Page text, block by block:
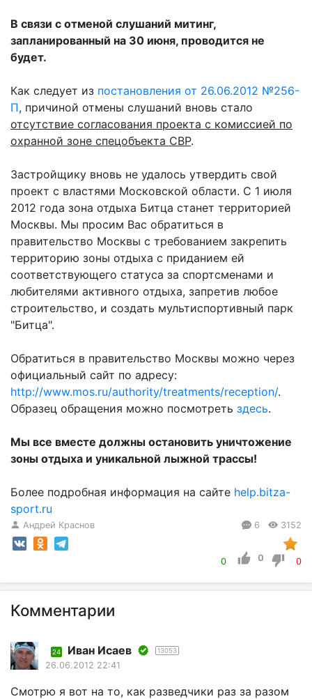
В связи с отменой слушаний митинг,
запланированный на 30 июня, проводится не
будет.
Как следует из постановления от 26.06.2012 №256-
П, причиной отмены слушаний вновь стало
отсутствие согласования проекта с комиссией по
охранной зоне спецобъекта СВР.
Застройщику вновь не удалось утвердить свой
проект с властями Московской области. С 1 июля
2012 года зона отдыха Битца станет территорией
Москвы. Мы просим Вас обратиться в
правительство Москвы с требованием закрепить
территорию зоны отдыха с приданием ей
соответствующего статуса за спортсменами и
любителями активного отдыха, запретив любое
строительство, и создать мультиспортивный парк
"Битца".
Обратиться в правительство Москвы можно через
официальный сайт по адресу:
http://www.mos.ru/authority/treatments/reception/.
Образец обращения можно посмотреть здесь.
Мы все вместе должны остановить уничтожение
зоны отдыха и уникальной лыжной трассы!
Более подробная информация на сайте help.bitza-
sport.ru
Андрей Краснов 6 3152
0 0 0
Комментарии
24 Иван Исаев 13053
26.06.2012 22:41
Смотрю я вот на то, как разведчики раз за разом